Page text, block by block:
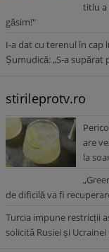
titlu a
găsim!"
I-a dat cu terenul în cap
Șumudică: „S-a supărat
stirileprotv.ro
are
la
de dificilă va fi
Turcia impune restricții
solicită Rusiei și